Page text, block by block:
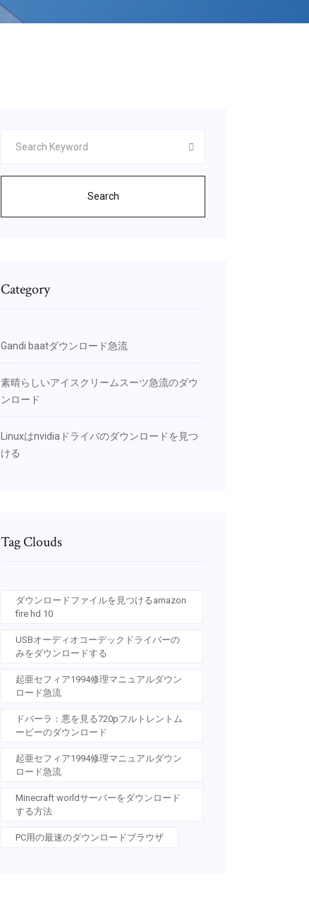
Search
Category
Gandi baatダウンロード急流
素晴らしいアイスクリームスーツ急流のダウ
ンロード
Linuxはnvidiaドライバのダウンロードを見つ
ける
Tag Clouds
ダウンロードファイルを見つけるamazon
fire hd 10
USBオーディオコーデックドライバーの
みをダウンロードする
起亜セフィア1994修理マニュアルダウン
ロード急流
ドバーラ：悪を見る720pフルトレントム
ービーのダウンロード
起亜セフィア1994修理マニュアルダウン
ロード急流
Minecraft worldサーバーをダウンロード
する方法
PC用の最速のダウンロードブラウザ